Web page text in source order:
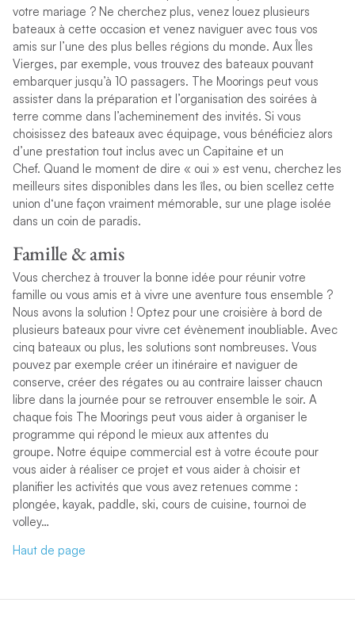
votre mariage ? Ne cherchez plus, venez louez plusieurs
bateaux à cette occasion et venez naviguer avec tous vos
amis sur l’une des plus belles régions du monde. Aux Îles
Vierges, par exemple, vous trouvez des bateaux pouvant
embarquer jusqu’à 10 passagers. The Moorings peut vous
assister dans la préparation et l’organisation des soirées à
terre comme dans l’acheminement des invités. Si vous
choisissez des bateaux avec équipage, vous bénéfciez alors
d’une prestation tout inclus avec un Capitaine et un
Chef. Quand le moment de dire « oui » est venu, cherchez les
meilleurs sites disponibles dans les îles, ou bien scellez cette
union d‘une façon vraiment mémorable, sur une plage isolée
dans un coin de paradis.
Famille & amis
Vous cherchez à trouver la bonne idée pour réunir votre
famille ou vous amis et à vivre une aventure tous ensemble ?
Nous avons la solution ! Optez pour une croisière à bord de
plusieurs bateaux pour vivre cet évènement inoubliable. Avec
cinq bateaux ou plus, les solutions sont nombreuses. Vous
pouvez par exemple créer un itinéraire et naviguer de
conserve, créer des régates ou au contraire laisser chaucn
libre dans la journée pour se retrouver ensemble le soir. A
chaque fois The Moorings peut vous aider à organiser le
programme qui répond le mieux aux attentes du
groupe. Notre équipe commercial est à votre écoute pour
vous aider à réaliser ce projet et vous aider à choisir et
planifier les activités que vous avez retenues comme :
plongée, kayak, paddle, ski, cours de cuisine, tournoi de
volley…
Haut de page